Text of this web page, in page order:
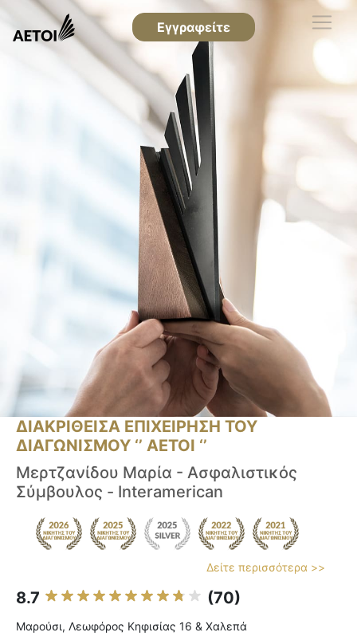
Εγγραφείτε
ΔΙΑΚΡΙΘΕΙΣΑ ΕΠΙΧΕΙΡΗΣΗ ΤΟΥ
ΔΙΑΓΩΝΙΣΜΟΥ ‘’ ΑΕΤΟΙ ‘’
Μερτζανίδου Μαρία - Ασφαλιστικός
Σύμβουλος - Interamerican
Δείτε περισσότερα >>
8.7 (70)
Μαρούσι, Λεωφόρος Κηφισίας 16 & Χαλεπά